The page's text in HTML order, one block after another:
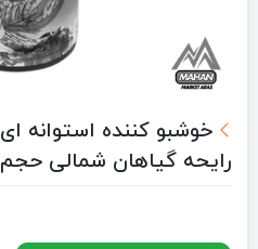
رایحه گیاهان شمالی حجم 155 گرم